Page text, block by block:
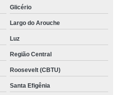
Glicério
Largo do Arouche
Luz
Região Central
Roosevelt (CBTU)
Santa Efigênia